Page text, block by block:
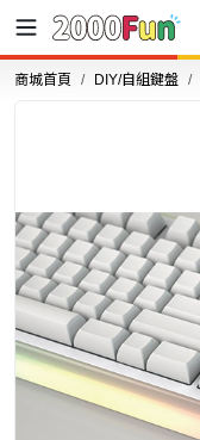
商城首頁 DIY/自組鍵盤